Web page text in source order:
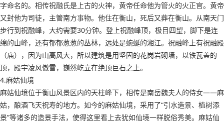
字命名的。相传祝融氏是上古的火神，黄帝任命他为管火的火正官。黄帝
又封他为司徒，主管南方事物。他住在衡山，死后又葬在衡山。从南天门
步行到祝融峰，大约需要30分钟。登上祝融峰顶，极目四望，脚下是连
绵的山峰，还有郁郁葱葱的丛林，远处是蜿蜒的湘江。祝融峰上有祝融殿
（庙），因为山高风大，所以建筑是用坚固的花岗岩砌墙，以铁瓦盖的
顶，殿宇凌风傲雪，巍然屹立在绝顶巨石之上。
4.麻姑仙境
麻姑仙境位于衡山风景区内的天柱峰下，相传是南岳魏夫人的侍女——麻
姑，酿酒飞天祝寿的地方。如今的麻姑仙境，采用了“引水造景、植树添
景”等诸多的造景手法，使得这里看上去犹如仙境一样脱俗秀美。麻姑仙